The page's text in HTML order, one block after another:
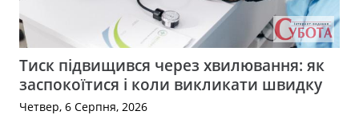
Тиск підвищився через хвилювання: як
заспокоїтися і коли викликати швидку
Четвер, 6 Серпня, 2026